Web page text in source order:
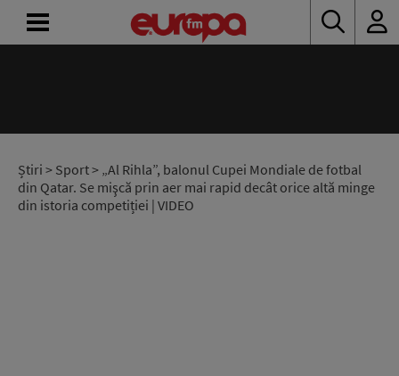
Știri > Sport> „Al Rihla”, balonul Cupei Mondiale de fotbal
din Qatar. Se mişcă prin aer mai rapid decât orice altă minge
din istoria competiției | VIDEO
RADIO
CONCURSURI